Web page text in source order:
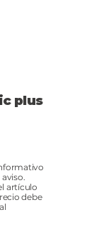
plus
artículo
debe